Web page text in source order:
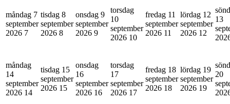
måndag 7
september
2026 7
tisdag 8
september
2026 8
onsdag 9
september
2026 9
torsdag
10
september
2026 10
fredag 11
september
2026 11
lördag 12
september
2026 12
13
måndag
14
september
2026 14
tisdag 15
september
2026 15
onsdag
16
september
2026 16
torsdag
17
september
2026 17
fredag 18
september
2026 18
lördag 19
september
2026 19
20